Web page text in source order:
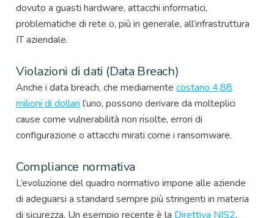
dovuto a guasti hardware, attacchi informatici,
problematiche di rete o, più in generale, all’infrastruttura
IT aziendale.
Violazioni di dati (Data Breach)
Anche i data breach, che mediamente costano 4,88
milioni di dollari l’uno, possono derivare da molteplici
cause come vulnerabilità non risolte, errori di
configurazione o attacchi mirati come i ransomware.
Compliance normativa
L’evoluzione del quadro normativo impone alle aziende
di adeguarsi a standard sempre più stringenti in materia
di sicurezza. Un esempio recente è la Direttiva NIS2,